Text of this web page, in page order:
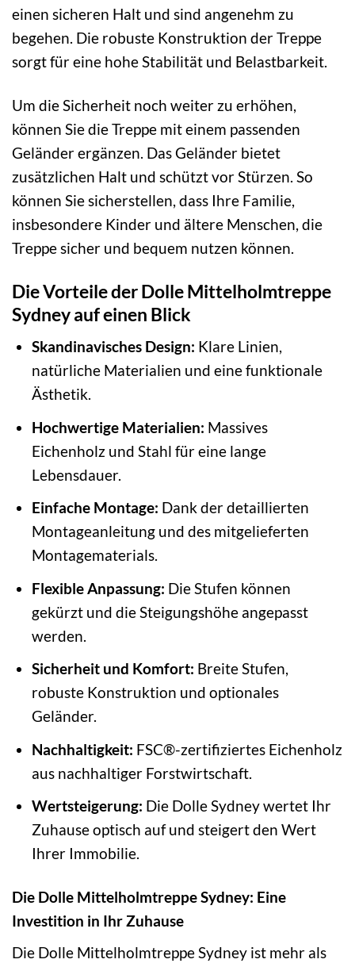
einen sicheren Halt und sind angenehm zu
begehen. Die robuste Konstruktion der Treppe
sorgt für eine hohe Stabilität und Belastbarkeit.
Um die Sicherheit noch weiter zu erhöhen,
können Sie die Treppe mit einem passenden
Geländer ergänzen. Das Geländer bietet
zusätzlichen Halt und schützt vor Stürzen. So
können Sie sicherstellen, dass Ihre Familie,
insbesondere Kinder und ältere Menschen, die
Treppe sicher und bequem nutzen können.
Die Vorteile der Dolle Mittelholmtreppe
Sydney auf einen Blick
Skandinavisches Design: Klare Linien,
natürliche Materialien und eine funktionale
Ästhetik.
Hochwertige Materialien: Massives
Eichenholz und Stahl für eine lange
Lebensdauer.
Einfache Montage: Dank der detaillierten
Montageanleitung und des mitgelieferten
Montagematerials.
Flexible Anpassung: Die Stufen können
gekürzt und die Steigungshöhe angepasst
werden.
Sicherheit und Komfort: Breite Stufen,
robuste Konstruktion und optionales
Geländer.
Nachhaltigkeit: FSC®-zertifiziertes Eichenholz
aus nachhaltiger Forstwirtschaft.
Wertsteigerung: Die Dolle Sydney wertet Ihr
Zuhause optisch auf und steigert den Wert
Ihrer Immobilie.
Die Dolle Mittelholmtreppe Sydney: Eine
Investition in Ihr Zuhause
Die Dolle Mittelholmtreppe Sydney ist mehr als